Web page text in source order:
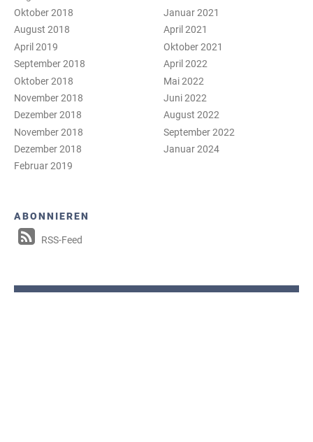
Oktober 2018
August 2018
April 2019
September 2018
Oktober 2018
November 2018
Dezember 2018
November 2018
Dezember 2018
Februar 2019
Januar 2021
April 2021
Oktober 2021
April 2022
Mai 2022
Juni 2022
August 2022
September 2022
Januar 2024
ABONNIEREN
RSS-Feed